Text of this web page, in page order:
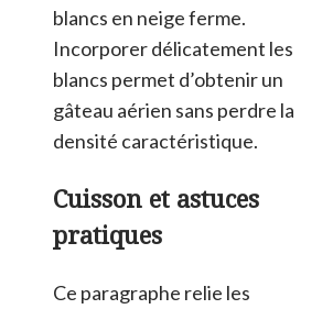
blancs en neige ferme.
Incorporer délicatement les
blancs permet d’obtenir un
gâteau aérien sans perdre la
densité caractéristique.
Cuisson et astuces
pratiques
Ce paragraphe relie les